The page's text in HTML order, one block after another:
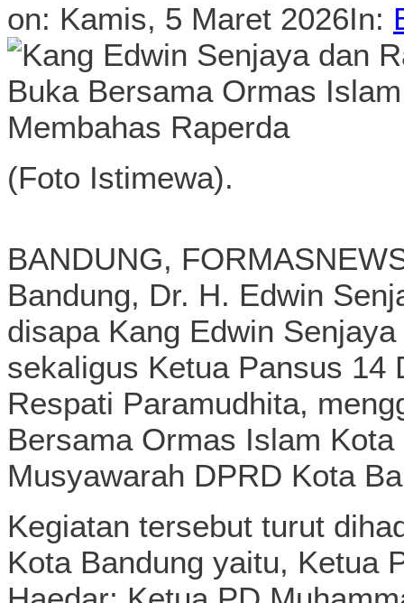
on: Kamis, 5 Maret 2026In:
(Foto Istimewa).
BANDUNG,
Bandung, Dr. H. Edwin
disapa Kang Edwin
sekaligus Ketua Pansus 14
Respati Paramudhita,
Bersama Ormas Islam
Musyawarah DPRD Kota
Kegiatan tersebut turut
Kota Bandung yaitu, Ketua